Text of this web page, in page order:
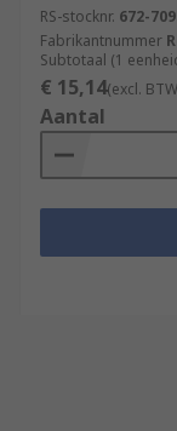
RS-stocknr. 672-
Fabrikantnummer
Subtotaal (1
€ 15,14(excl.
Aantal